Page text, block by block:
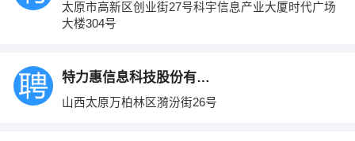
太原市高新区创业街27号科宇信息产业大厦时代广场
大楼304号
特力惠信息科技股份有限公司
山西太原万柏林区漪汾街26号